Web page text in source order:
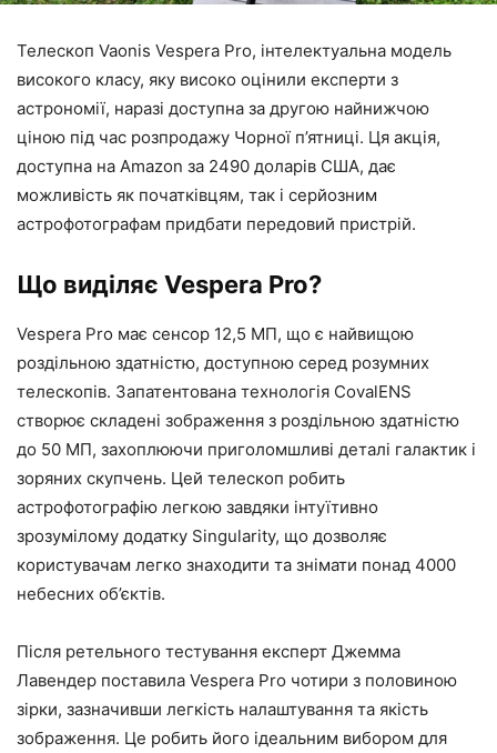
Телескоп Vaonis Vespera Pro, інтелектуальна модель
високого класу, яку високо оцінили експерти з
астрономії, наразі доступна за другою найнижчою
ціною під час розпродажу Чорної п’ятниці. Ця акція,
доступна на Amazon за 2490 доларів США, дає
можливість як початківцям, так і серйозним
астрофотографам придбати передовий пристрій.
Що виділяє Vespera Pro?
Vespera Pro має сенсор 12,5 МП, що є найвищою
роздільною здатністю, доступною серед розумних
телескопів. Запатентована технологія CovalENS
створює складені зображення з роздільною здатністю
до 50 МП, захоплюючи приголомшливі деталі галактик і
зоряних скупчень. Цей телескоп робить
астрофотографію легкою завдяки інтуїтивно
зрозумілому додатку Singularity, що дозволяє
користувачам легко знаходити та знімати понад 4000
небесних об’єктів.
Після ретельного тестування експерт Джемма
Лавендер поставила Vespera Pro чотири з половиною
зірки, зазначивши легкість налаштування та якість
зображення. Це робить його ідеальним вибором для